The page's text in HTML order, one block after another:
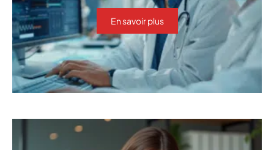
En savoir plus